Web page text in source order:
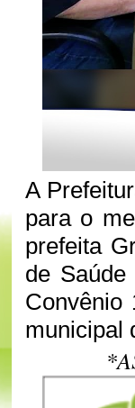
A
para o
prefeita
de
Convênio
municipal